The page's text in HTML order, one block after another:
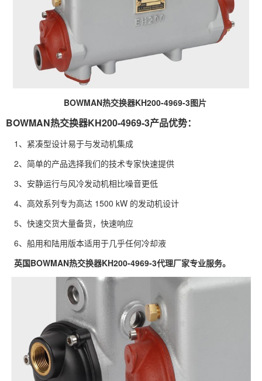
BOWMAN热交换器KH200-4969-3图片
BOWMAN热交换器KH200-4969-3产品优势：
1、紧凑型设计易于与发动机集成
2、简单的产品选择我们的技术专家快速提供
3、安静运行与风冷发动机相比噪音更低
4、高效系列专为高达 1500 kW 的发动机设计
5、快速交货大量备货，快速响应
6、船用和陆用版本适用于几乎任何冷却液
英国BOWMAN热交换器KH200-4969-3代理厂家专业服务。